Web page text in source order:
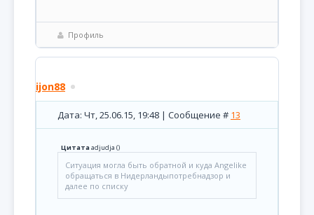
Профиль
ijon88
Дата: Чт, 25.06.15, 19:48 | Сообщение # 13
Цитатаadjudja ()
Ситуация могла быть обратной и куда Angelikе
обращаться в Нидерландыпотребнадзор и
далее по списку